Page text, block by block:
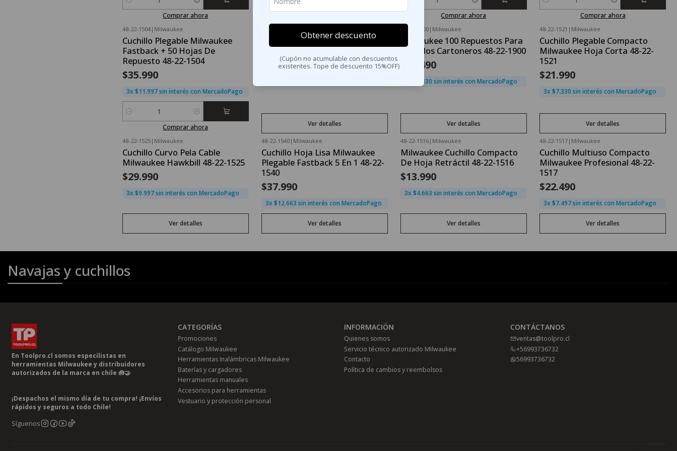
Cantidad
Comprar ahora
Cantidad
Comprar ahora
Cantidad
Comprar ahora
48-22-1504| Milwaukee
Cuchillo Plegable Milwaukee
Fastback + 50 Hojas De
Repuesto 48-22-1504
$35.990
3x $11.997 sin interés con MercadoPago
Cantidad
Comprar ahora
Afilador De Cuchillos Compacto
Milwaukee 48-22-1590
$15.990
Ver detalles
No disponible
48-22-1900| Milwaukee
Milwaukee 100 Repuestos Para
Cuchillos Cartoneros 48-22-1900
$29.490
3x $9.830 sin interés con MercadoPago
Ver detalles
Agotado
48-22-1521 | Milwaukee
Cuchillo Plegable Compacto
Milwaukee Hoja Corta 48-22-
1521
$21.990
3x $7.330 sin interés con MercadoPago
Ver detalles
Agotado
48-22-1525| Milwaukee
Cuchillo Curvo Pela Cable
Milwaukee Hawkbill 48-22-1525
$29.990
3x $9.997 sin interés con MercadoPago
Ver detalles
Agotado
48-22-1540| Milwaukee
Cuchillo Hoja Lisa Milwaukee
Plegable Fastback 5 En 1 48-22-
1540
$37.990
3x $12.663 sin interés con MercadoPago
Ver detalles
Agotado
48-22-1516| Milwaukee
Milwaukee Cuchillo Compacto
De Hoja Retráctil 48-22-1516
$13.990
3x $4.663 sin interés con MercadoPago
Ver detalles
Agotado
48-22-1517| Milwaukee
Cuchillo Multiuso Compacto
Milwaukee Profesional 48-22-
1517
$22.490
3x $7.497 sin interés con MercadoPago
Ver detalles
Navajas y cuchillos
En Toolpro.cl somos especilistas en
herramientas Milwaukee y distribuidores
autorizados de la marca en chile 🧰🤝
¡Despachos el mismo día de tu compra! ¡Envíos
rápidos y seguros a todo Chile!
Síguenos
CATEGORÍAS
Promociones
Catálogo Milwaukee
Herramientas Inalámbricas Milwaukee
Baterías y cargadores
Herramientas manuales
Accesorios para herramientas
Vestuario y protección personal
INFORMACIÓN
Quienes somos
Servicio técnico autorizado Milwaukee
Contacto
Política de cambios y reembolsos
CONTÁCTANOS
ventas@toolpro.cl
+56993736732
56993736732
Obtener descuento
(Cupón no acumulable con descuentos
existentes. Tope de descuento 15%OFF)